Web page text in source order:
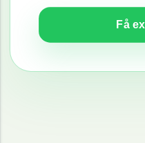
Få